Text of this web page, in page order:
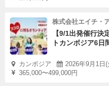
株式会社エイチ・
【9/1出発催行決
トカンボジア6日
カンボジア
2026年9月1日
365,000〜499,000円